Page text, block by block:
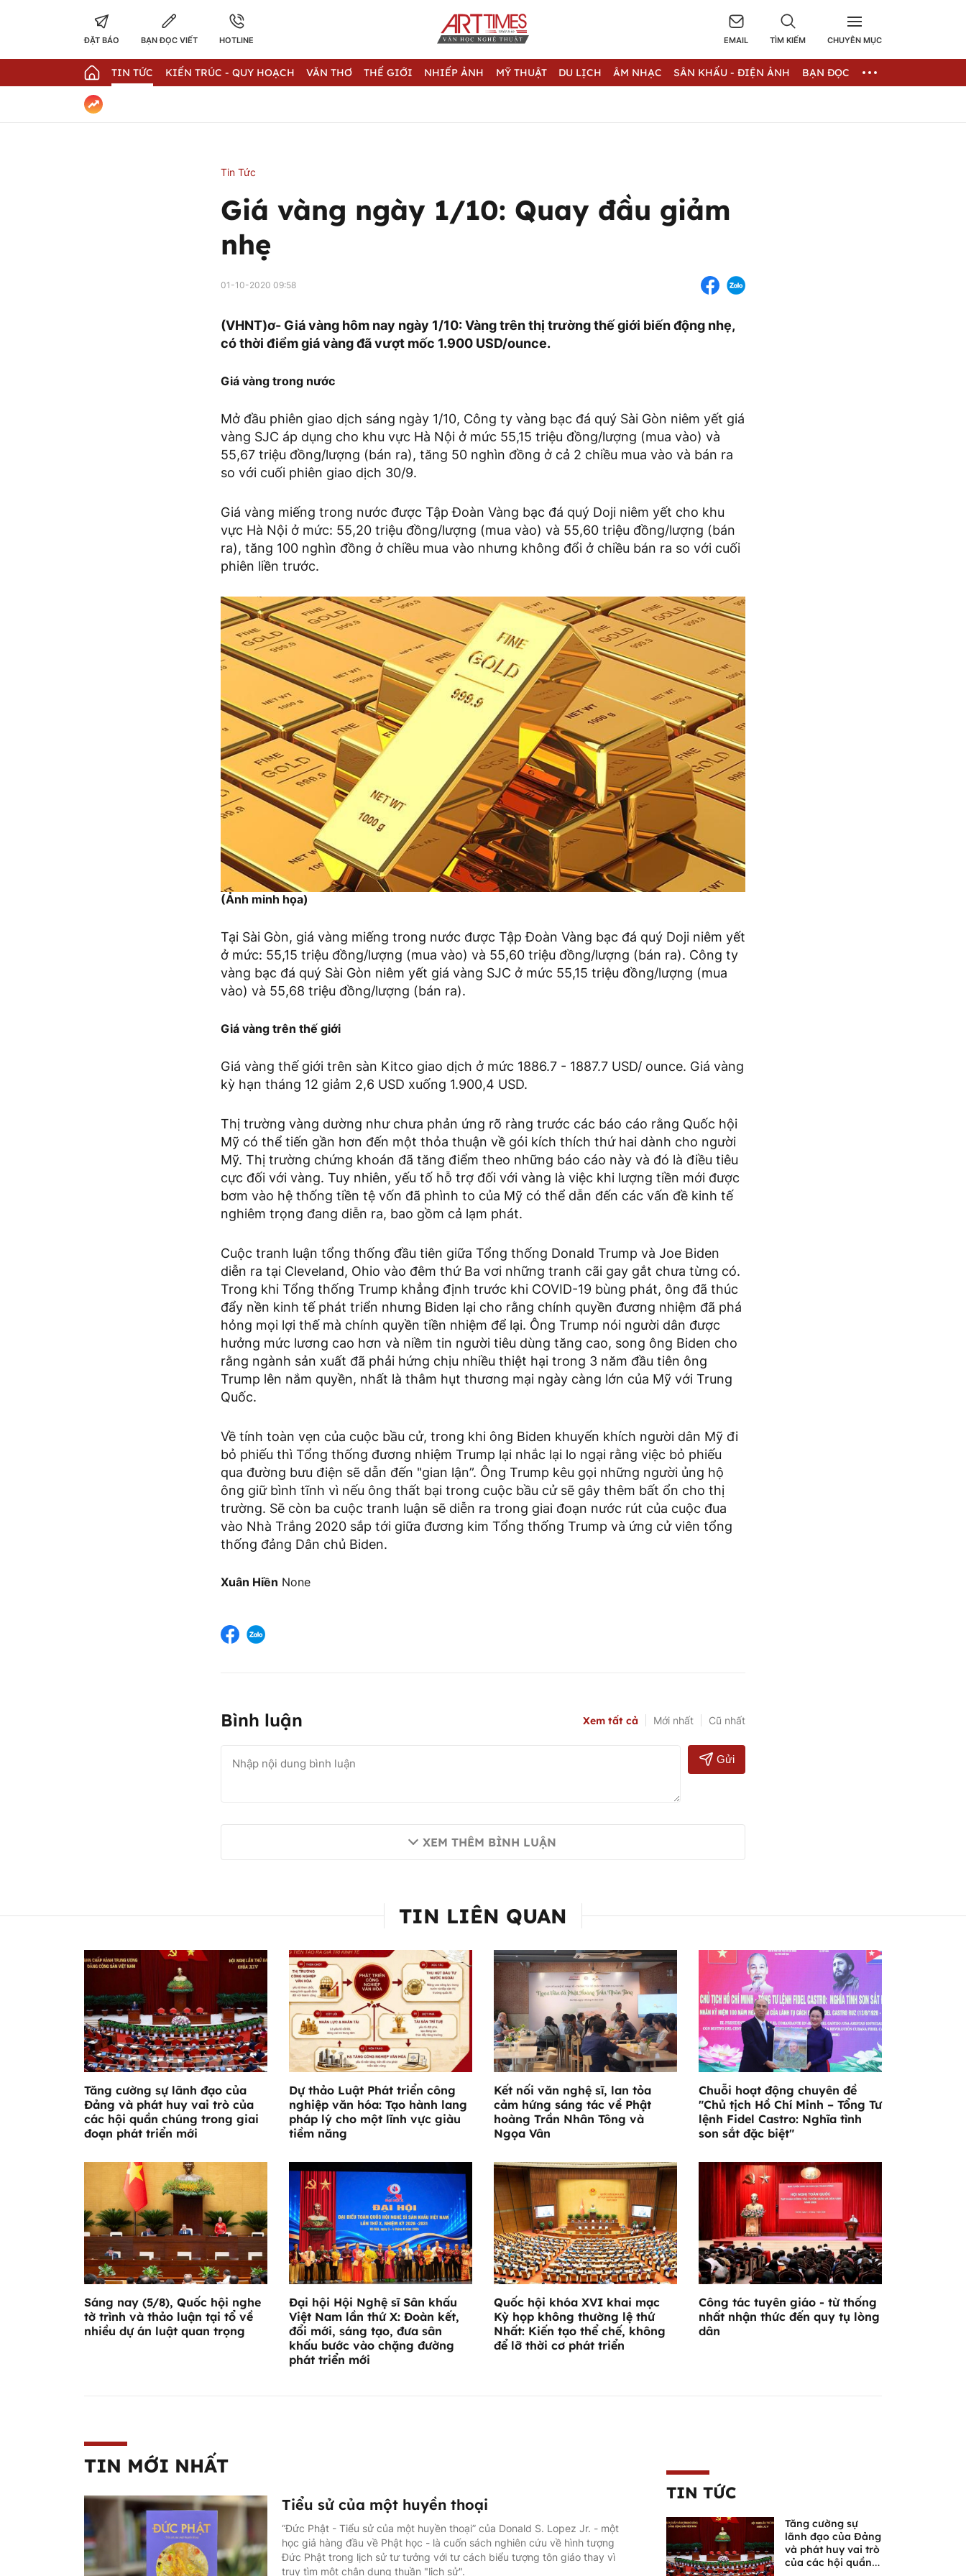
ĐẶT BÁO BẠN ĐỌC VIẾT HOTLINE EMAIL TÌM KIẾM CHUYÊN MỤC
TIN TỨC KIẾN TRÚC - QUY HOẠCH VĂN THƠ THẾ GIỚI NHIẾP ẢNH MỸ THUẬT DU LỊCH ÂM NHẠC SÂN KHẤU - ĐIỆN ẢNH BẠN ĐỌC
Tin Tức
Giá vàng ngày 1/10: Quay đầu giảm
nhẹ
01-10-2020 09:58
(VHNT)ơ- Giá vàng hôm nay ngày 1/10: Vàng trên thị trường thế giới biến động nhẹ,
có thời điểm giá vàng đã vượt mốc 1.900 USD/ounce.
Giá vàng trong nước
Mở đầu phiên giao dịch sáng ngày 1/10, Công ty vàng bạc đá quý Sài Gòn niêm yết giá
vàng SJC áp dụng cho khu vực Hà Nội ở mức 55,15 triệu đồng/lượng (mua vào) và
55,67 triệu đồng/lượng (bán ra), tăng 50 nghìn đồng ở cả 2 chiều mua vào và bán ra
so với cuối phiên giao dịch 30/9.
Giá vàng miếng trong nước được Tập Đoàn Vàng bạc đá quý Doji niêm yết cho khu
vực Hà Nội ở mức: 55,20 triệu đồng/lượng (mua vào) và 55,60 triệu đồng/lượng (bán
ra), tăng 100 nghìn đồng ở chiều mua vào nhưng không đổi ở chiều bán ra so với cuối
phiên liền trước.
(Ảnh minh họa)
Tại Sài Gòn, giá vàng miếng trong nước được Tập Đoàn Vàng bạc đá quý Doji niêm yết
ở mức: 55,15 triệu đồng/lượng (mua vào) và 55,60 triệu đồng/lượng (bán ra). Công ty
vàng bạc đá quý Sài Gòn niêm yết giá vàng SJC ở mức 55,15 triệu đồng/lượng (mua
vào) và 55,68 triệu đồng/lượng (bán ra).
Giá vàng trên thế giới
Giá vàng thế giới trên sàn Kitco giao dịch ở mức 1886.7 - 1887.7 USD/ ounce. Giá vàng
kỳ hạn tháng 12 giảm 2,6 USD xuống 1.900,4 USD.
Thị trường vàng dường như chưa phản ứng rõ ràng trước các báo cáo rằng Quốc hội
Mỹ có thể tiến gần hơn đến một thỏa thuận về gói kích thích thứ hai dành cho người
Mỹ. Thị trường chứng khoán đã tăng điểm theo những báo cáo này và đó là điều tiêu
cực đối với vàng. Tuy nhiên, yếu tố hỗ trợ đối với vàng là việc khi lượng tiền mới được
bơm vào hệ thống tiền tệ vốn đã phình to của Mỹ có thể dẫn đến các vấn đề kinh tế
nghiêm trọng đang diễn ra, bao gồm cả lạm phát.
Cuộc tranh luận tổng thống đầu tiên giữa Tổng thống Donald Trump và Joe Biden
diễn ra tại Cleveland, Ohio vào đêm thứ Ba vơi những tranh cãi gay gắt chưa từng có.
Trong khi Tổng thống Trump khẳng định trước khi COVID-19 bùng phát, ông đã thúc
đẩy nền kinh tế phát triển nhưng Biden lại cho rằng chính quyền đương nhiệm đã phá
hỏng mọi lợi thế mà chính quyền tiền nhiệm để lại. Ông Trump nói người dân được
hưởng mức lương cao hơn và niềm tin người tiêu dùng tăng cao, song ông Biden cho
rằng ngành sản xuất đã phải hứng chịu nhiều thiệt hại trong 3 năm đầu tiên ông
Trump lên nắm quyền, nhất là thâm hụt thương mại ngày càng lớn của Mỹ với Trung
Quốc.
Về tính toàn vẹn của cuộc bầu cử, trong khi ông Biden khuyến khích người dân Mỹ đi
bỏ phiếu thì Tổng thống đương nhiệm Trump lại nhắc lại lo ngại rằng việc bỏ phiếu
qua đường bưu điện sẽ dẫn đến "gian lận”. Ông Trump kêu gọi những người ủng hộ
ông giữ bình tĩnh vì nếu ông thất bại trong cuộc bầu cử sẽ gây thêm bất ổn cho thị
trường. Sẽ còn ba cuộc tranh luận sẽ diễn ra trong giai đoạn nước rút của cuộc đua
vào Nhà Trắng 2020 sắp tới giữa đương kim Tổng thống Trump và ứng cử viên tổng
thống đảng Dân chủ Biden.
Xuân Hiền None
Bình luận Xem tất cả Mới nhất Cũ nhất
Gửi
XEM THÊM BÌNH LUẬN
TIN LIÊN QUAN
Tăng cường sự lãnh đạo của
Đảng và phát huy vai trò của
các hội quần chúng trong giai
đoạn phát triển mới
Dự thảo Luật Phát triển công
nghiệp văn hóa: Tạo hành lang
pháp lý cho một lĩnh vực giàu
tiềm năng
Kết nối văn nghệ sĩ, lan tỏa
cảm hứng sáng tác về Phật
hoàng Trần Nhân Tông và
Ngọa Vân
Chuỗi hoạt động chuyên đề
"Chủ tịch Hồ Chí Minh – Tổng Tư
lệnh Fidel Castro: Nghĩa tình
son sắt đặc biệt"
Sáng nay (5/8), Quốc hội nghe
tờ trình và thảo luận tại tổ về
nhiều dự án luật quan trọng
Đại hội Hội Nghệ sĩ Sân khấu
Việt Nam lần thứ X: Đoàn kết,
đổi mới, sáng tạo, đưa sân
khấu bước vào chặng đường
phát triển mới
Quốc hội khóa XVI khai mạc
Kỳ họp không thường lệ thứ
Nhất: Kiến tạo thể chế, không
để lỡ thời cơ phát triển
Công tác tuyên giáo - từ thống
nhất nhận thức đến quy tụ lòng
dân
TIN MỚI NHẤT
Tiểu sử của một huyền thoại
“Đức Phật - Tiểu sử của một huyền thoại” của Donald S. Lopez Jr. - một
học giả hàng đầu về Phật học - là cuốn sách nghiên cứu về hình tượng
Đức Phật trong lịch sử tư tưởng với tư cách biểu tượng tôn giáo thay vì
truy tìm một chân dung thuần "lịch sử".
TIN TỨC
Tăng cường sự
lãnh đạo của Đảng
và phát huy vai trò
của các hội quần